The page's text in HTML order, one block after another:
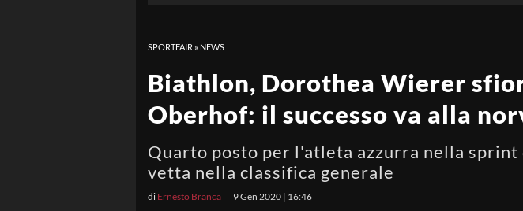
SPORTFAIR » NEWS
Biathlon, Dorothea Wierer
Oberhof: il successo va alla
Quarto posto per l'atleta azzurra nella
vetta nella classifica generale
di Ernesto Branca 9 Gen 2020 | 16:46